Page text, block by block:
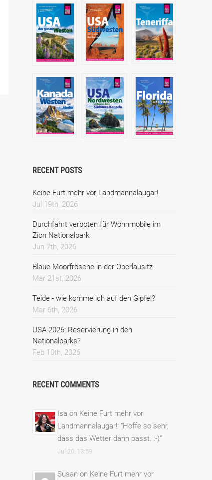
RECENT POSTS
Keine Furt mehr vor Landmannalaugar!
Jul 19th, 2026
Durchfahrt verboten für Wohnmobile im
Zion Nationalpark
Jun 7th, 2026
Blaue Moorfrösche in der Oberlausitz
Mar 21st, 2026
Teide - wie komme ich auf den Gipfel?
Mar 6th, 2026
USA 2026: Reservierung in den
Nationalparks?
Feb 10th, 2026
RECENT COMMENTS
Isa on Keine Furt mehr vor
Landmannalaugar!: “Hoffe so sehr,
dass das Wetter dann passt. :-)”
Jul 20, 13:59
Susan on Keine Furt mehr vor